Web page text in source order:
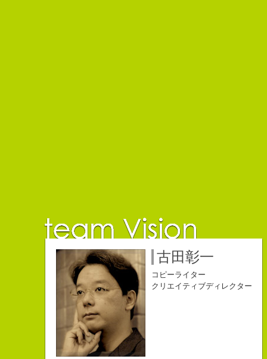
佐藤延夫
コピーライター
保持壮太郎
コピーライター
小山佳奈
コピーライター
中村直史
コピーライター
江口順也
コピーライター
名雪祐平
コピーライター
クリエイティブディレクター
古田彰一
コピーライター
クリエイティブディレクター